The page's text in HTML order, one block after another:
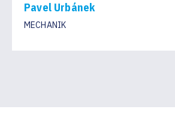
Pavel Urbánek
MECHANIK